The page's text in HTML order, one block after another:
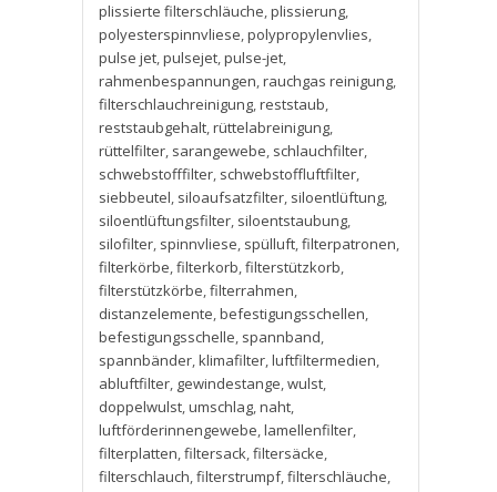
plissierte filterschläuche,plissierung,
polyesterspinnvliese,polypropylenvlies,
pulse jet,pulsejet,pulse-jet,
rahmenbespannungen,rauchgas reinigung,
filterschlauchreinigung,reststaub,
reststaubgehalt,rüttelabreinigung,
rüttelfilter, sarangewebe, schlauchfilter,
schwebstofffilter, schwebstoffluftfilter,
siebbeutel, siloaufsatzfilter, siloentlüftung,
siloentlüftungsfilter, siloentstaubung,
silofilter, spinnvliese, spülluft,filterpatronen,
filterkörbe,filterkorb,filterstützkorb,
filterstützkörbe,filterrahmen,
distanzelemente,befestigungsschellen,
befestigungsschelle, spannband,
spannbänder,klimafilter,luftfiltermedien,
abluftfilter, gewindestange,wulst,
doppelwulst,umschlag,naht,
luftförderinnengewebe,lamellenfilter,
filterplatten,filtersack,filtersäcke,
filterschlauch,filterstrumpf,filterschläuche,